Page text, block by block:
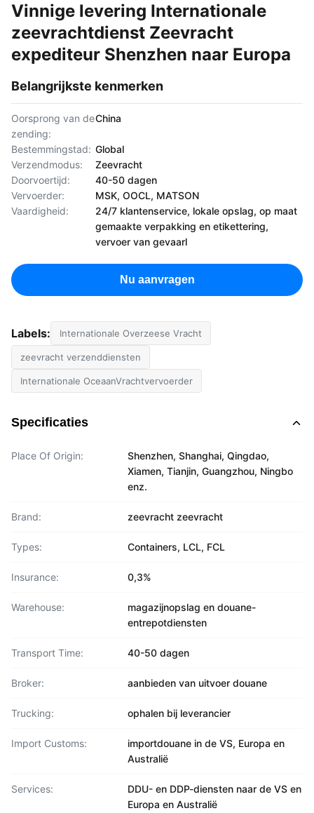
Vinnige levering Internationale
zeevrachtdienst Zeevracht
expediteur Shenzhen naar Europa
Belangrijkste kenmerken
Oorsprong van de
zending:
China
Bestemmingstad: Global
Verzendmodus:
Zeevracht
Doorvoertijd:
40-50 dagen
Vervoerder:
MSK, OOCL, MATSON
Vaardigheid:
24/7 klantenservice, lokale opslag, op maat
gemaakte verpakking en etikettering,
vervoer van gevaarl
Nu aanvragen
Labels: Internationale Overzeese Vracht
zeevracht verzenddiensten
Internationale OceaanVrachtvervoerder
Specificaties
Place Of Origin:
Shenzhen, Shanghai, Qingdao,
Xiamen, Tianjin, Guangzhou, Ningbo
enz.
Brand: zeevracht zeevracht
Types: Containers, LCL, FCL
Insurance: 0,3%
Warehouse:
magazijnopslag en douane-
entrepotdiensten
Transport Time: 40-50 dagen
Broker: aanbieden van uitvoer douane
Trucking: ophalen bij leverancier
Import Customs:
importdouane in de VS, Europa en
Australië
Services:
DDU- en DDP-diensten naar de VS en
Europa en Australië